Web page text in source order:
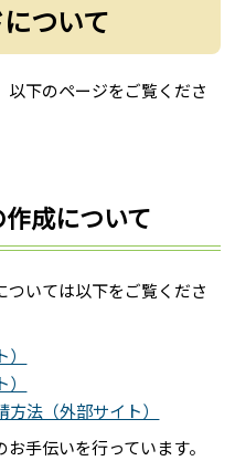
ついて
下のページをご覧くださ
成について
いては以下をご覧くださ
法（外部サイト）
手伝いを行っています。